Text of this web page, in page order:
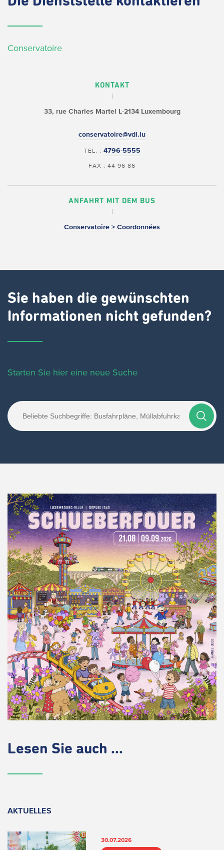
Conservatoire
KONTAKT
33, rue Charles Martel L-2134 Luxembourg
conservatoire@vdl.lu
TEL. : 4796-5555
FAX : 44 96 86
ANFAHRT MIT DEM BUS
Conservatoire > Coordonnées
Sie haben die gewünschten
Informationen nicht gefunden?
Starten Sie hier eine neue Suche
Lesen Sie auch ...
AKTUELLES
30.07.2026